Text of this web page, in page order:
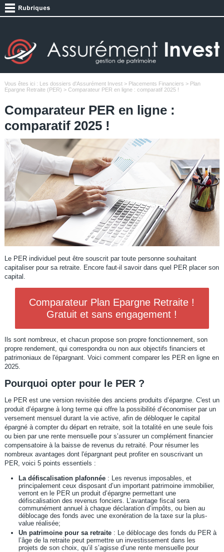
Vous êtes ici : Les dossiers d'Assurément Invest> Placements Financiers > Plan
Epargne Retraite (PER) > Comparateur PER en ligne : comparatif 2025 !
Comparateur PER en ligne :
comparatif 2025 !
Le PER individuel peut être souscrit par toute personne souhaitant
capitaliser pour sa retraite. Encore faut-il savoir dans quel PER placer son
capital.
Comparateur Plan Epargne Retraite !
Gratuit et sans engagement !
Ils sont nombreux, et chacun propose son propre fonctionnement, son
propre rendement, qui correspondra ou non aux objectifs financiers et
patrimoniaux de l'épargnant. Voici comment comparer les PER en ligne en
2025.
Pourquoi opter pour le PER ?
Le PER est une version revisitée des anciens produits d’épargne. C'est un
produit d’épargne à long terme qui offre la possibilité d’économiser par un
versement mensuel durant la vie active, afin de débloquer le capital
épargné à compter du départ en retraite, soit la totalité en une seule fois
ou bien par une rente mensuelle pour s’assurer un complément financier
compensatoire à la baisse de revenus du retraité. Pour résumer les
nombreux avantages dont l'épargnant peut profiter en souscrivant un
PER, voici 5 points essentiels :
La défiscalisation plafonnée: Les revenus imposables, et
principalement ceux disposant d’un important patrimoine immobilier,
verront en le PER un produit d’épargne permettant une
défiscalisation des revenus fonciers. L’avantage fiscal sera
communément annuel à chaque déclaration d’impôts, ou bien au
déblocage des fonds avec une exonération de la taxe sur la plus-
value réalisée;
Un patrimoine pour sa retraite: Le déblocage des fonds du PER à
l’âge de la retraite peut permettre un investissement dans les
projets de son choix, qu’il s’agisse d’une rente mensuelle pour